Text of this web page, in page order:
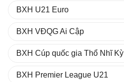
BXH U21 Euro
BXH VĐQG Ai Cập
BXH Cúp quốc gia Thổ Nhĩ Kỳ
BXH Premier League U21